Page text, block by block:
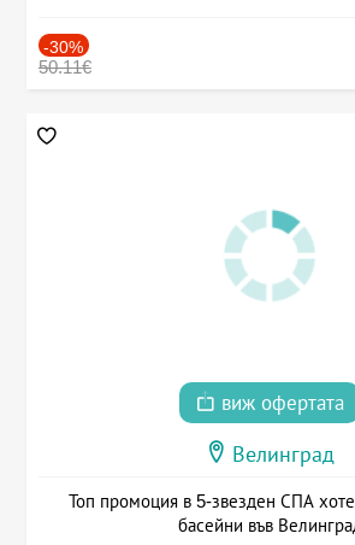
-30%
50.11€
виж офертата
Велинград
Топ промоция в 5-звезден СПА
басейни във